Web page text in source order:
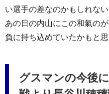
い選手の差なのかもしれない
あの日の内山にこの和氣の
負に持ち込めていたかもと思
グスマンの今後